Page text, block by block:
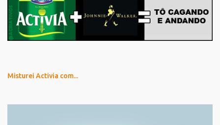
Misturei Activia com...